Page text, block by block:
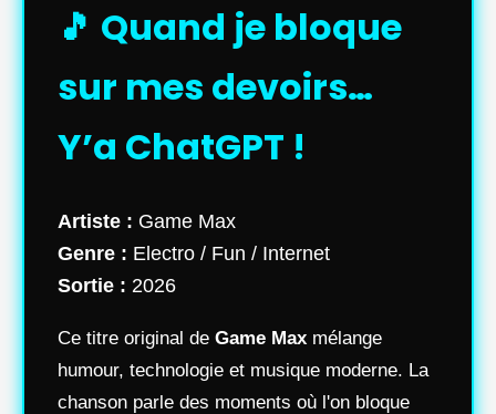
🎵 Quand je bloque
sur mes devoirs…
Y’a ChatGPT !
Artiste : Game Max
Genre : Electro / Fun / Internet
Sortie : 2026
Ce titre original de Game Max mélange
humour, technologie et musique moderne. La
chanson parle des moments où l'on bloque